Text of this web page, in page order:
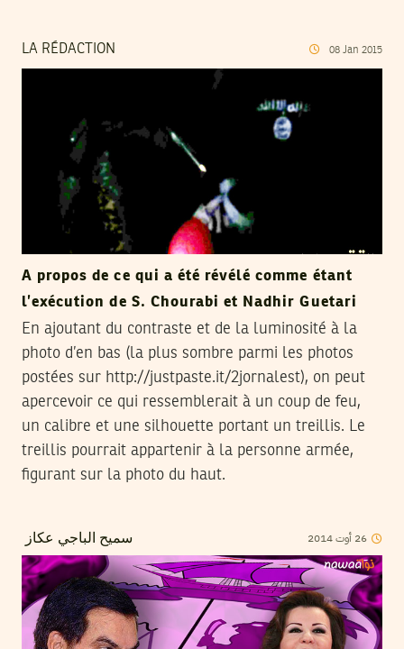
LA RÉDACTION 08 Jan 2015
A propos de ce qui a été révélé comme étant
l’exécution de S. Chourabi et Nadhir Guetari
En ajoutant du contraste et de la luminosité à la
photo d’en bas (la plus sombre parmi les photos
postées sur http://justpaste.it/2jornalest), on peut
apercevoir ce qui ressemblerait à un coup de feu,
un calibre et une silhouette portant un treillis. Le
treillis pourrait appartenir à la personne armée,
figurant sur la photo du haut.
سميح الباجي عكاز 26 أوت2014